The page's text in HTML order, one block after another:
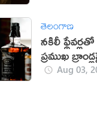
తెలంగాణ
నకిలీ
ప్రముఖ
Aug 03,